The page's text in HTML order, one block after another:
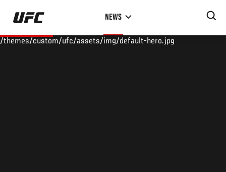
Skip
main
NEWS
/themes/custom/ufc/assets/img/default-hero.jpg